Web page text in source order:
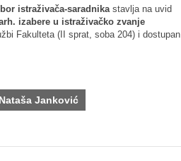
istraživača-saradnikastavlja na uvid
izabere u istraživačko zvanje
Fakulteta (II sprat, soba 204) i dostupan
Janković